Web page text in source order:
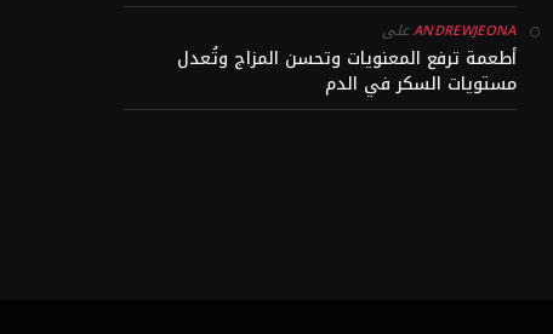
ANDREWJEONAعلى
أطعمة ترفع المعنويات وتحسن المزاج وتُعدل
مستويات السكر في الدم